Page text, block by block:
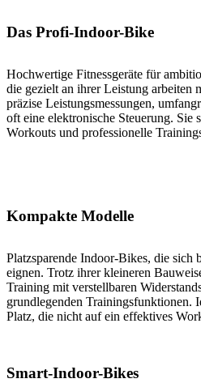
Das Profi-Indoor-Bike
Hochwertige Fitnessgeräte für
die gezielt an ihrer Leistung arbeiten
präzise Leistungsmessungen,
oft eine elektronische Steuerung. Sie
Workouts und professionelle
Kompakte Modelle
Platzsparende Indoor-Bikes, die sich
eignen. Trotz ihrer kleineren
Training mit verstellbaren
grundlegenden Trainingsfunktionen.
Platz, die nicht auf ein effektives
Smart-Indoor-Bikes